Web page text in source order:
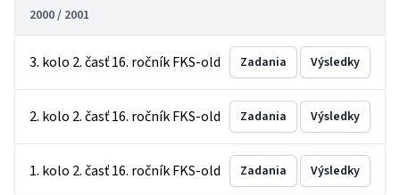
2000 / 2001
3. kolo 2. časť 16. ročník FKS-old Zadania Výsledky
2. kolo 2. časť 16. ročník FKS-old Zadania Výsledky
1. kolo 2. časť 16. ročník FKS-old Zadania Výsledky